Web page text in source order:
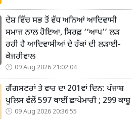
ਦੇਸ਼ ਵਿੱਚ ਸਭ ਤੋਂ ਵੱਧ ਅਨਿਆਂ ਆਦਿਵਾਸੀ
ਸਮਾਜ ਨਾਲ ਹੋਇਆ, ਸਿਰਫ਼ ‘‘ਆਪ’’ ਲੜ
ਰਹੀ ਹੈ ਆਦਿਵਾਸੀਆਂ ਦੇ ਹੱਕਾਂ ਦੀ ਲੜਾਈ-
ਕੇਜਰੀਵਾਲ
09 Aug 2026 21:02:04
ਗੈਂਗਸਟਰਾਂ ਤੇ ਵਾਰ ਦਾ 201ਵਾਂ ਦਿਨ: ਪੰਜਾਬ
ਪੁਲਿਸ ਵੱਲੋਂ 597 ਥਾਈਂ ਛਾਪੇਮਾਰੀ ; 299 ਕਾਬੂ
09 Aug 2026 20:36:55